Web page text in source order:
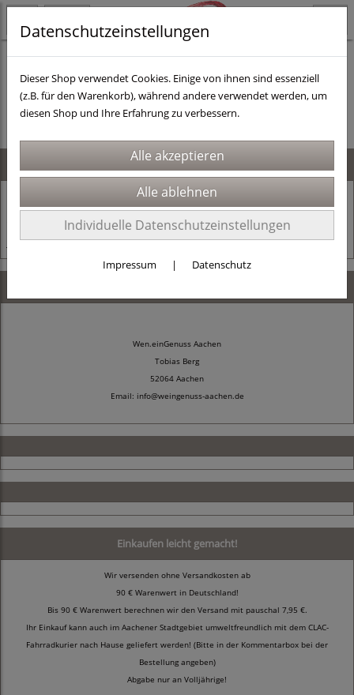
Es wurden leider keine Produkte gefunden.
News
Alles muss raus!
Jetzt mit dem Code Jahresschluss 30% sparen!
Wen.einGenuss Aachen
Tobias Berg
52064 Aachen
Email: info@weingenuss-aachen.de
Einkaufen leicht gemacht!
Wir versenden ohne Versandkosten ab
90 € Warenwert in Deutschland!
Bis 90 € Warenwert berechnen wir den Versand mit pauschal 7,95 €.
Ihr Einkauf kann auch im Aachener Stadtgebiet umweltfreundlich mit dem CLAC-
Fahrradkurier nach Hause geliefert werden! (Bitte in der Kommentarbox bei der
Bestellung angeben)
Abgabe nur an Volljährige!
Datenschutzeinstellungen
Dieser Shop verwendet Cookies. Einige von ihnen sind essenziell
(z.B. für den Warenkorb), während andere verwendet werden, um
diesen Shop und Ihre Erfahrung zu verbessern.
Individuelle Datenschutzeinstellungen
Impressum | Datenschutz